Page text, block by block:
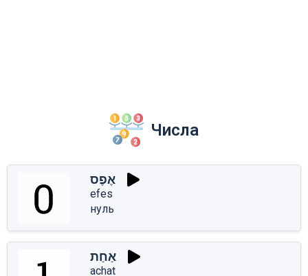
Числа
אֶפֶס
efes
нуль
אַחַת
achat